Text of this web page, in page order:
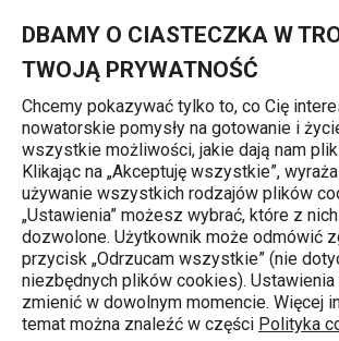
DBAMY O CIASTECZKA W
TWOJĄ PRYWATNOŚĆ
Chcemy pokazywać tylko to, co Cię
nowatorskie pomysły na gotowanie i
wszystkie możliwości, jakie dają nam
Klikając na „Akceptuję wszystkie”,
używanie wszystkich rodzajów plików
„Ustawienia” możesz wybrać, które z
dozwolone. Użytkownik może odmówić
przycisk „Odrzucam wszystkie” (nie
niezbędnych plików cookies). Ustawienia
zmienić w dowolnym momencie. Więcej
temat można znaleźć w części Polityka
Przytulny dom
Pojemniki
na ręczniki i
Niezależnie od tego, czy masz
dużą ilością miejsca do przechowywania,
kuchnię, w której musisz myśleć o